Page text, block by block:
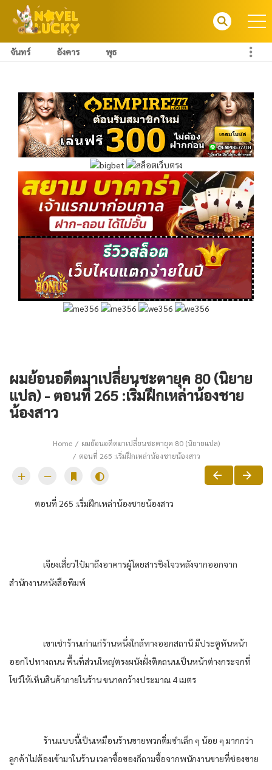
จันทร์ อังคาร พุธ
ผมย้อนอดีตมาเปลี่ยนชะตายุค 80 (นิยาย
แปล) - ตอนที่ 265 :เริ่มฝึกเหล่าน้องชาย
น้องสาว
Home
ผมย้อนอดีตมาเปลี่ยนชะตายุค 80 (นิยายแปล)
ตอนที่ 265 :เริ่มฝึกเหล่าน้องชายน้องสาว
ตอนที่ 265 :เริ่มฝึกเหล่าน้องชายน้องสาว
เจียงเสี่ยวไป๋มาถึงอาคารผู้โดยสารชิงโจวหลังจากออกจาก
สำนักงานหนังสือพิมพ์
เขาเช่าร้านเก่าแก่ร้านหนึ่งใกล้ทางออกสถานี มีประตูหันหน้า
ออกไปทางถนน พื้นที่ส่วนใหญ่ตรงผนังฝั่งติดถนนเป็นหน้าต่างกระจกที่
โชว์ให้เห็นสินค้าภายในร้าน ขนาดกว้างประมาณ 4 เมตร
ร้านแบบนี้เป็นเหมือนร้านขายพวกติ่มซำเล็ก ๆ น้อย ๆ มากกว่า
ลูกค้าไม่ต้องเข้ามาในร้าน เวลาซื้อของก็ถามซื้อจากพนักงานขายที่ช่องขาย